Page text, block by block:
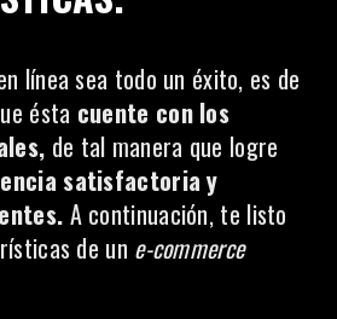
línea sea todo un éxito, es de
ésta cuente con los
de tal manera que logre
satisfactoria y
A continuación, te listo
de un e-commerce